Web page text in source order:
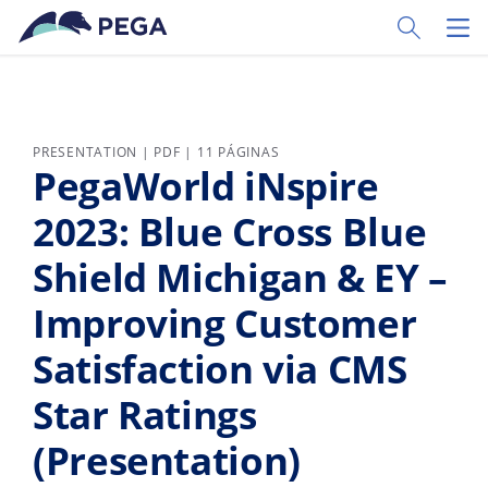
Ir al contenido principal
Toggle
PRESENTATION | PDF | 11 PÁGINAS
PegaWorld iNspire
2023: Blue Cross Blue
Shield Michigan & EY –
Improving Customer
Satisfaction via CMS
Star Ratings
(Presentation)